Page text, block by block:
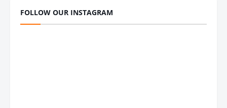
FOLLOW OUR INSTAGRAM